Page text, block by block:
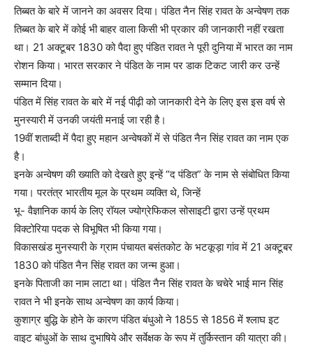
तिब्बत के बारे में जानने का अवसर दिया। पंडित नैन सिंह रावत के अन्वेषण तक
तिब्बत के बारे में कोई भी बाहर वाला किसी भी प्रकार की जानकारी नहीं रखता
था। 21 अक्टूबर 1830 को पैदा हुए पंडित रावत ने पूरी दुनिया में भारत का नाम
रोशन किया। भारत सरकार ने पंडित के नाम पर डाक टिकट जारी कर उन्हें
सम्मान दिया।
पंडित में सिंह रावत के बारे में नई पीढ़ी को जानकारी देने के लिए इस इस वर्ष से
मुनस्यारी में उनकी जयंती मनाई जा रही है।
19वीं शताब्दी में पैदा हुए महान अन्वेषकों में से पंडित नैन सिंह रावत का नाम एक
है।
इनके अन्वेषण की ख्याति को देखते हुए इन्हें “द पंडित” के नाम से संबोधित किया
गया। परतंत्र भारतीय मूल के प्रथम व्यक्ति थे, जिन्हें
भू- वैज्ञानिक कार्य के लिए रॉयल ज्योग्रेफिकल सोसाइटी द्वारा उन्हें प्रथम
विक्टोरिया पदक से विभूषित भी किया गया।
विकासखंड मुनस्यारी के ग्राम पंचायत बसंतकोट के भटकूड़ा गांव में 21 अक्टूबर
1830 को पंडित नैन सिंह रावत का जन्म हुआ।
इनके पिताजी का नाम लाटा था। पंडित नैन सिंह रावत के चचेरे भाई मान सिंह
रावत ने भी इनके साथ अन्वेषण का कार्य किया।
कुशाग्र बुद्धि के होने के कारण पंडित बंधुओ ने 1855 से 1856 में श्लाघ इट
वाइट बांधुओं के साथ दुभाषिये और सर्वेक्षक के रूप में तुर्किस्तान की यात्रा की।